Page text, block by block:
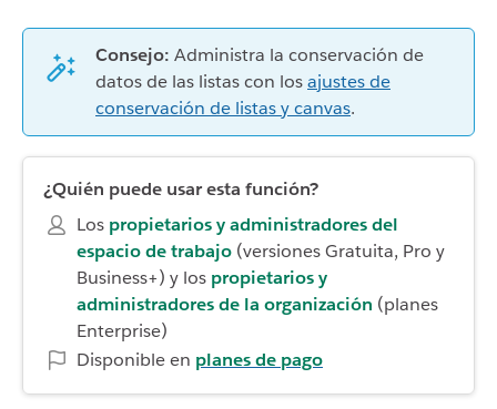
Consejo: Administra la conservación de
datos de las listas con losajustes de
conservación de listas y canvas.
¿Quién puede usar esta función?
Los propietarios y administradores del
espacio de trabajo (versiones Gratuita, Pro y
Business+) y los propietarios y
administradores de la organización (planes
Enterprise)
Disponible en planes de pago